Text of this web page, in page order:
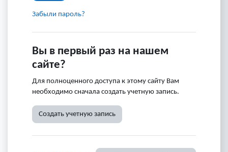
Забыли пароль?
Вы в первый раз на нашем
сайте?
Для полноценного доступа к этому сайту Вам
необходимо сначала создать учетную запись.
Создать учетную запись